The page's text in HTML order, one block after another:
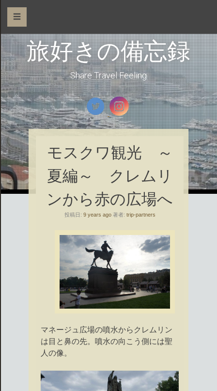
☰
旅好きの備忘録
Share Travel Feeling
モスクワ観光 ～
夏編～ クレムリ
ンから赤の広場へ
投稿日: 9 years ago 著者: trip-partners
マネージュ広場の噴水からクレムリン
は目と鼻の先。噴水の向こう側には聖
人の像。